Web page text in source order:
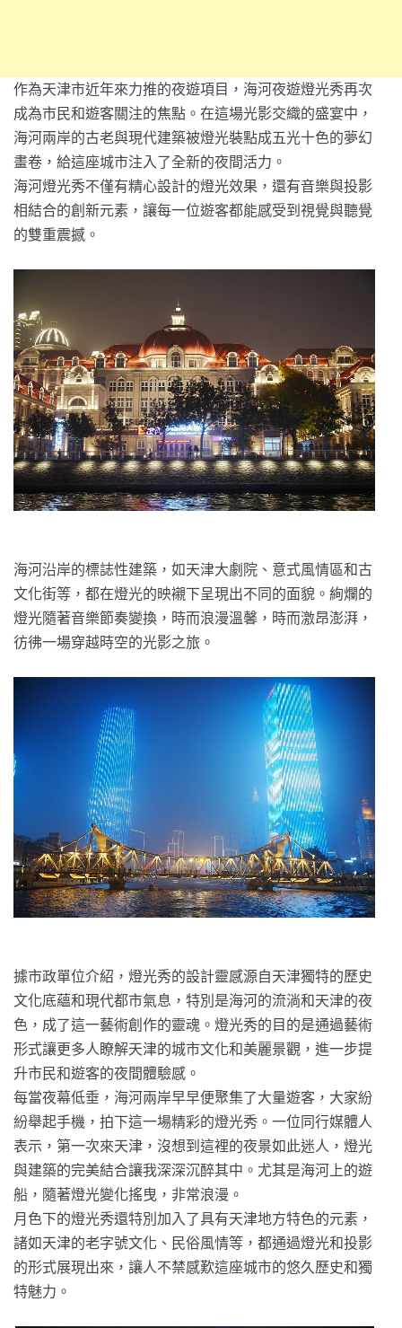
作為天津市近年來力推的夜遊項目，海河夜遊燈光秀再次
成為市民和遊客關注的焦點。在這場光影交織的盛宴中，
海河兩岸的古老與現代建築被燈光裝點成五光十色的夢幻
畫卷，給這座城市注入了全新的夜間活力。
海河燈光秀不僅有精心設計的燈光效果，還有音樂與投影
相結合的創新元素，讓每一位遊客都能感受到視覺與聽覺
的雙重震撼。
海河沿岸的標誌性建築，如天津大劇院、意式風情區和古
文化街等，都在燈光的映襯下呈現出不同的面貌。絢爛的
燈光隨著音樂節奏變換，時而浪漫溫馨，時而激昂澎湃，
彷彿一場穿越時空的光影之旅。
據市政單位介紹，燈光秀的設計靈感源自天津獨特的歷史
文化底蘊和現代都市氣息，特別是海河的流淌和天津的夜
色，成了這一藝術創作的靈魂。燈光秀的目的是通過藝術
形式讓更多人瞭解天津的城市文化和美麗景觀，進一步提
升市民和遊客的夜間體驗感。
每當夜幕低垂，海河兩岸早早便聚集了大量遊客，大家紛
紛舉起手機，拍下這一場精彩的燈光秀。一位同行媒體人
表示，第一次來天津，沒想到這裡的夜景如此迷人，燈光
與建築的完美結合讓我深深沉醉其中。尤其是海河上的遊
船，隨著燈光變化搖曳，非常浪漫。
月色下的燈光秀還特別加入了具有天津地方特色的元素，
諸如天津的老字號文化、民俗風情等，都通過燈光和投影
的形式展現出來，讓人不禁感歎這座城市的悠久歷史和獨
特魅力。